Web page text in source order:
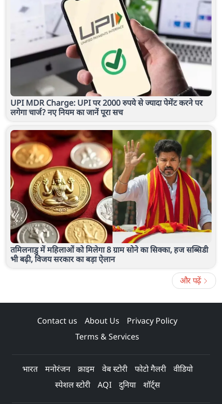
UPI MDR Charge: UPI पर 2000 रुपये से ज्यादा पेमेंट करने पर
लगेगा चार्ज? नए नियम का जानें पूरा सच
तमिलनाडु में महिलाओं को मिलेगा 8 ग्राम सोने का सिक्का, हज सब्सिडी
भी बढ़ी, विजय सरकार का बड़ा ऐलान
और पढ़ें
Contact us About Us
Privacy Policy
Terms & Services
भारत मनोरंजन क्राइम वेब स्टोरी फोटो गैलरी
वीडियो
स्पेशल स्टोरी
AQI दुनिया शॉर्ट्स